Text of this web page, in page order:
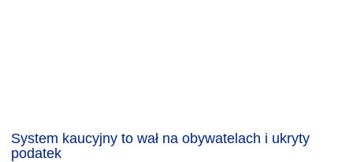
System kaucyjny to wał na obywatelach i ukryty
podatek